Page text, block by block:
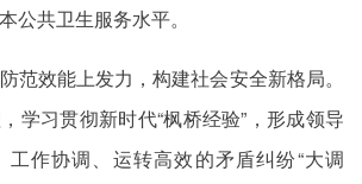
公共卫生服务水平。
范效能上发力，构建社会安全新格局。
学习贯彻新时代“枫桥经验”，形成领导
作协调、运转高效的矛盾纠纷“大调